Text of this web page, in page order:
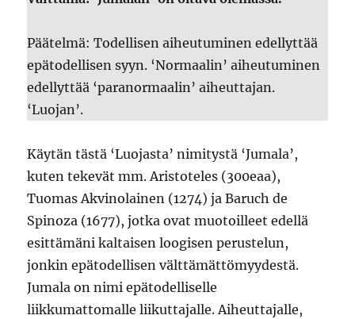
Päätelmä: Todellisen aiheutuminen edellyttää
epätodellisen syyn. ‘Normaalin’ aiheutuminen
edellyttää ‘paranormaalin’ aiheuttajan.
‘Luojan’.
Käytän tästä ‘Luojasta’ nimitystä ‘Jumala’,
kuten tekevät mm. Aristoteles (300eaa),
Tuomas Akvinolainen (1274) ja Baruch de
Spinoza (1677), jotka ovat muotoilleet edellä
esittämäni kaltaisen loogisen perustelun,
jonkin epätodellisen välttämättömyydestä.
Jumala on nimi epätodelliselle
liikkumattomalle liikuttajalle. Aiheuttajalle,